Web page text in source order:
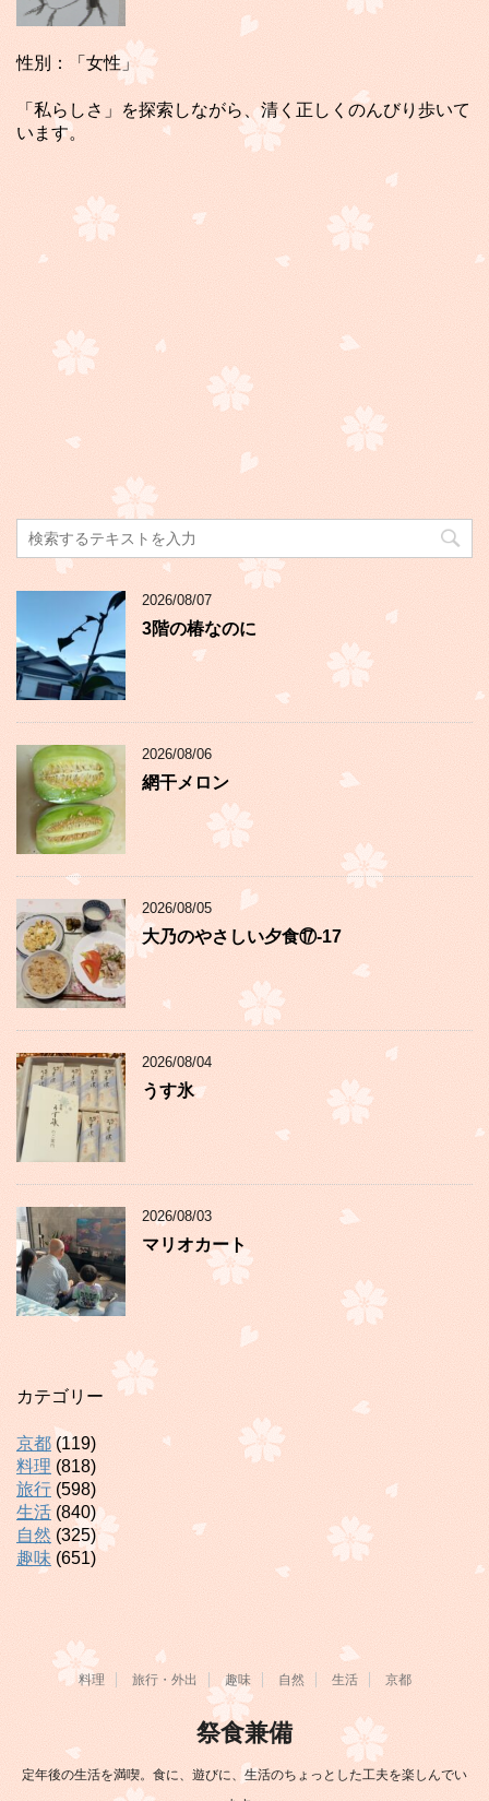
性別：「女性」
「私らしさ」を探索しながら、清く正しくのんびり歩いて
います。
2026/08/07
3階の椿なのに
2026/08/06
網干メロン
2026/08/05
大乃のやさしい夕食⑰-17
2026/08/04
うす氷
2026/08/03
マリオカート
カテゴリー
京都 (119)
料理 (818)
旅行 (598)
生活 (840)
自然 (325)
趣味 (651)
料理 旅行・外出 趣味 自然 生活 京都
祭食兼備
定年後の生活を満喫。食に、遊びに、生活のちょっとした工夫を楽しんでい